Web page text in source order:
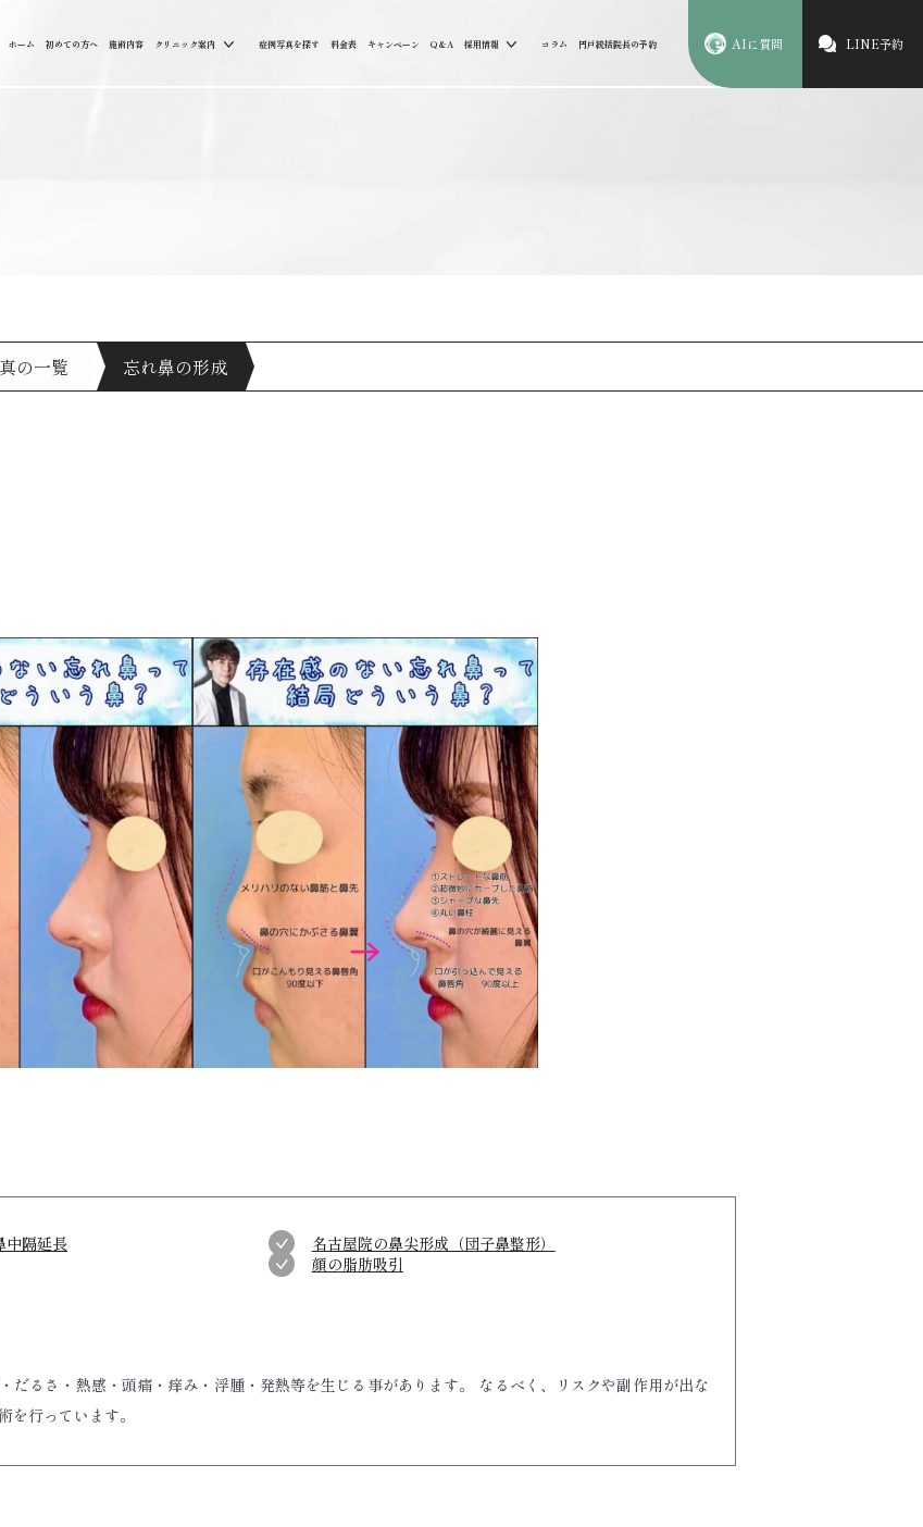
ホーム 初めての方へ 施術内容 クリニック案内 症例写真を探す 料金表 キャンペーン Q&A 採用情報 コラム 円戸統括院長の予約 AIに質問 LINE予約
の一覧 忘れ鼻の形成
中隔延長
名古屋院の鼻尖形成（団子鼻整形）
顔の脂肪吸引
だるさ・熱感・頭痛・痒み・浮腫・発熱等を生じる事があります。 なるべく、リスクや副作用が出な
を行っています。